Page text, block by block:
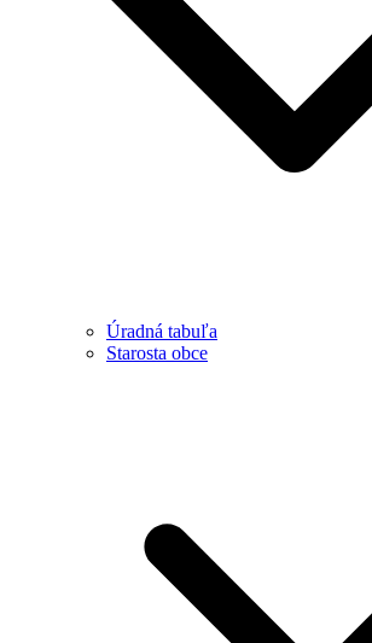
Úradná tabuľa
Starosta obce